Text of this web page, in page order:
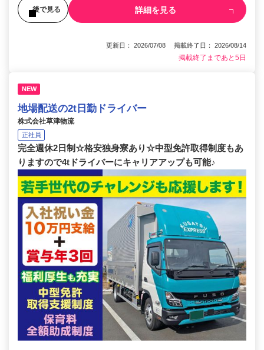
後で見る 詳細を見る
更新日： 2026/07/08 掲載終了日： 2026/08/14
掲載終了まであと5日
NEW
地場配送の2t日勤ドライバー
株式会社草津物流
正社員
完全週休2日制☆格安独身寮あり☆中型免許取得制度もあ
りますので4tドライバーにキャリアアップも可能♪